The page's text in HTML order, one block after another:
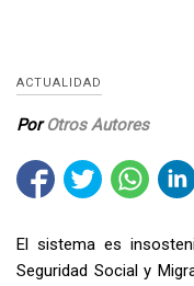
ACTUALIDAD
PorOtros Autores
El sistema es
Seguridad Social y